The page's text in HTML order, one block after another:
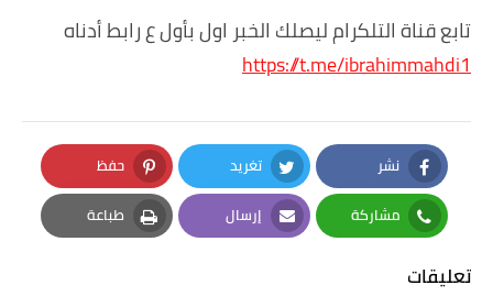
تابع قناة التلكرام ليصلك الخبر اول بأول ع رابط أدناه
https://t.me/ibrahimmahdi1
نشر
Facebook
تغريد
Twitter
حفظ
Pinterest
مشاركة
Whatsapp
إرسال
Email
طباعة
Print
تعليقات